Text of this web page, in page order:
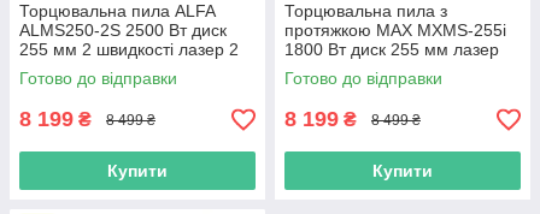
Торцювальна пила ALFA
ALMS250-2S 2500 Вт диск
255 мм 2 швидкості лазер 2
диска стусло по дереву
Готово до відправки
8 199 ₴ 8 499 ₴
Купити
Торцювальна пила з
протяжкою MAX MXMS-255i
1800 Вт диск 255 мм лазер
асинхронний двигун
Готово до відправки
8 199 ₴ 8 499 ₴
Купити